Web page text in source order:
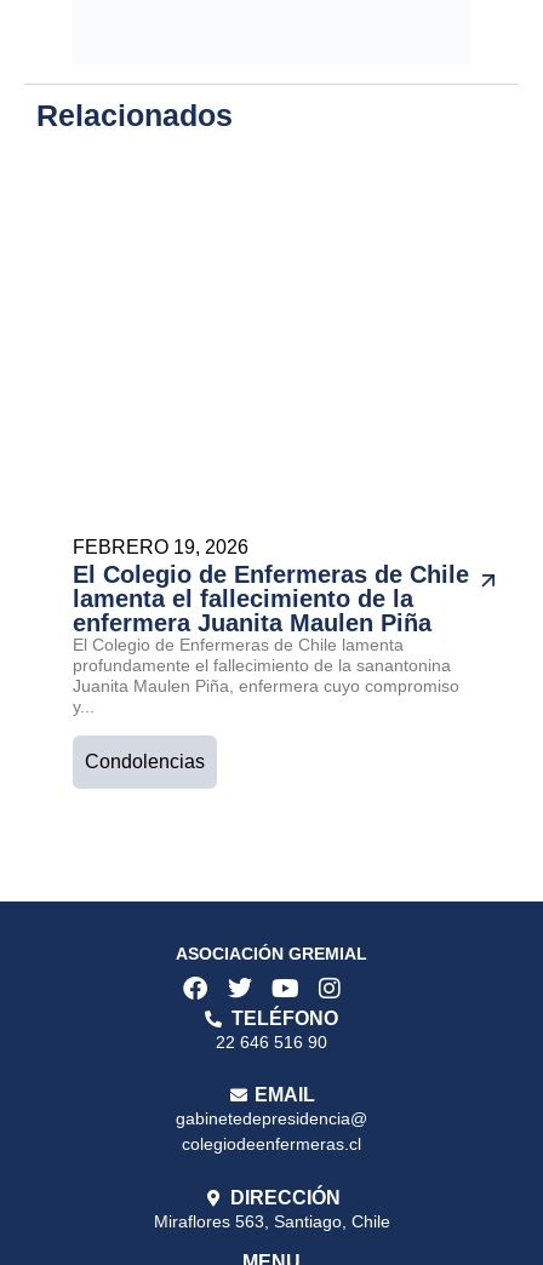
Relacionados
FEBRERO 19, 2026
El Colegio de Enfermeras de Chile
lamenta el fallecimiento de la
enfermera Juanita Maulen Piña
El Colegio de Enfermeras de Chile lamenta
profundamente el fallecimiento de la sanantonina
Juanita Maulen Piña, enfermera cuyo compromiso
y...
Condolencias
ASOCIACIÓN GREMIAL
TELÉFONO
22 646 516 90
EMAIL
gabinetedepresidencia@
colegiodeenfermeras.cl
DIRECCIÓN
Miraflores 563, Santiago, Chile